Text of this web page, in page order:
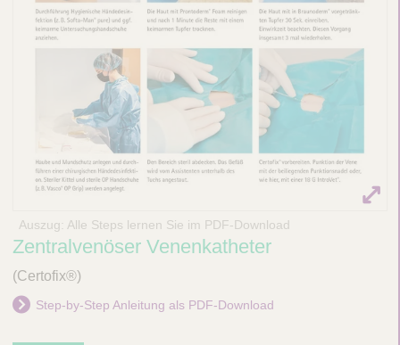
Auszug: Alle Steps lernen Sie im PDF-Download
Zentralvenöser Venenkatheter
(Certofix®)
Step-by-Step Anleitung als PDF-Download